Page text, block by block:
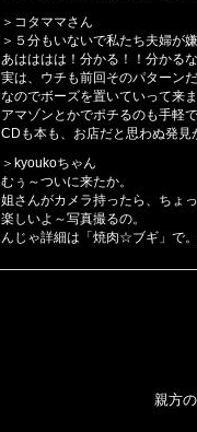
＞コタママさん
＞５分もいないで私たち夫婦が
あはははは！分かる！！分かるな
実は、ウチも前回そのパターン
なのでボーズを置いていって来ま
アマゾンとかでポチるのも手軽
CDも本も、お店だと思わぬ発見
＞kyoukoちゃん
むぅ～ついに来たか。
姐さんがカメラ持ったら、ちょ
楽しいよ～写真撮るの。
んじゃ詳細は「焼肉☆ブギ」で。
親方